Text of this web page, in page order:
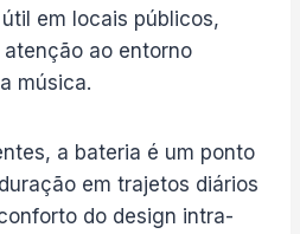
em locais públicos,
ao entorno
música.
a bateria é um ponto
em trajetos diários
do design intra-